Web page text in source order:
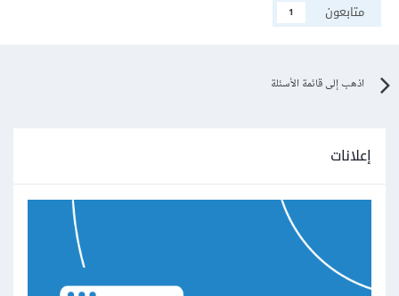
متابعون
1
اذهب إلى قائمة الأسئلة
إعلانات